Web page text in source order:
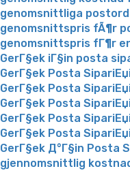
genomsnittliga
genomsnittspris fÃ¶r
genomsnittspris fГ¶r
GerГ§ek iГ§in posta
GerГ§ek Posta
GerГ§ek Posta
GerГ§ek Posta
GerГ§ek Posta
GerГ§ek Posta
GerГ§ek Д°Г§in Posta
gjennomsnittlig